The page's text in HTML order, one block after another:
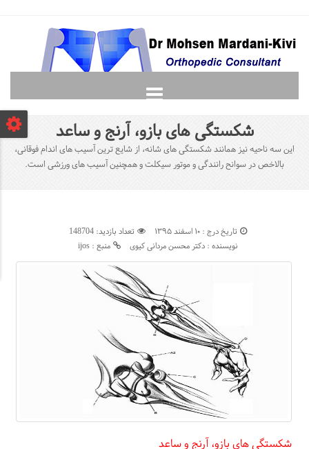
دانشجویان
لغت نامه ارتوپدی
شکستگی های بازو، آرنج و ساعد
این سه ناحیه نیز همانند شکستگی های شانه، از شایع ترین آسیب های اندام فوقانی،
بالاخص در سوانح رانندگی و موتور سیکلت و همچنین آسیب های ورزشی است.
تاریخ درج : ۱۰ اسفند ۱۳۹۵
تعداد بازدید: 148704
نویسنده : دکتر محسن مردانی کیوی
منبع : ijos
شکستگی های بازو، آرنج و ساعد